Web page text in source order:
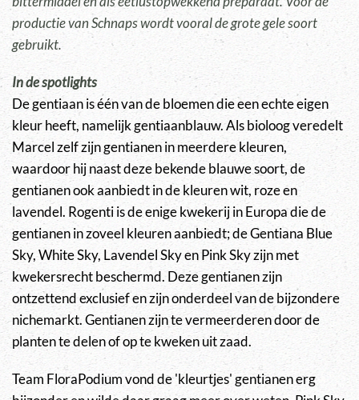
productie van Schnaps wordt vooral de grote gele soort
gebruikt.
In de spotlights
De gentiaan is één van de bloemen die een echte eigen
kleur heeft, namelijk gentiaanblauw. Als bioloog veredelt
Marcel zelf zijn gentianen in meerdere kleuren,
waardoor hij naast deze bekende blauwe soort, de
gentianen ook aanbiedt in de kleuren wit, roze en
lavendel. Rogenti is de enige kwekerij in Europa die de
gentianen in zoveel kleuren aanbiedt; de Gentiana Blue
Sky, White Sky, Lavendel Sky en Pink Sky zijn met
kwekersrecht beschermd. Deze gentianen zijn
ontzettend exclusief en zijn onderdeel van de bijzondere
nichemarkt. Gentianen zijn te vermeerderen door de
planten te delen of op te kweken uit zaad.
Team FloraPodium vond de 'kleurtjes' gentianen erg